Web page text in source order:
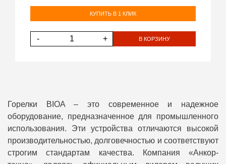
КУПИТЬ В 1 КЛИК
- + В КОРЗИНУ
Горелки BIOA – это современное и надежное
оборудование, предназначенное для промышленного
использования. Эти устройства отличаются высокой
производительностью, долговечностью и соответствуют
строгим стандартам качества. Компания «Анкор-